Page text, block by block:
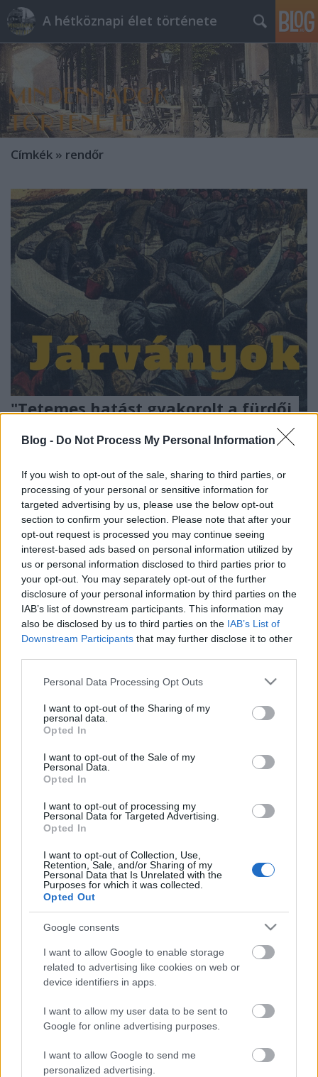
Blog - Do Not Process My Personal Information
If you wish to opt-out of the sale, sharing to third parties, or
processing of your personal or sensitive information for
targeted advertising by us, please use the below opt-out
section to confirm your selection. Please note that after your
opt-out request is processed you may continue seeing
interest-based ads based on personal information utilized by
us or personal information disclosed to third parties prior to
your opt-out. You may separately opt-out of the further
disclosure of your personal information by third parties on the
IAB’s list of downstream participants. This information may
also be disclosed by us to third parties on the IAB’s List of
Downstream Participants that may further disclose it to other
Please note that this website/app uses one or more Google
not limited to your visit or usage behaviour. You may click to
grant or deny consent to Google and its third-party tags to
use your data for below specified purposes in below Google
consent section.
Personal Data Processing Opt Outs
I want to opt-out of the Sharing of my
personal data.
Opted In
I want to opt-out of the Sale of my
Personal Data.
Opted In
I want to opt-out of processing my
Personal Data for Targeted Advertising.
Opted In
I want to opt-out of Collection, Use,
Retention, Sale, and/or Sharing of my
Personal Data that Is Unrelated with the
Purposes for which it was collected.
Opted Out
Google consents
I want to allow Google to enable storage
related to advertising like cookies on web or
device identifiers in apps.
I want to allow my user data to be sent to
Google for online advertising purposes.
I want to allow Google to send me
personalized advertising.
A hétköznapi élet története
Címkék » rendőr
"Tetemes hatást gyakorolt a fürdői
Balatonfüreden a 19. században
Fónagy Zoltán •2020. április 14.
Pestis, feketehimlő, kolera, spanyolnátha - a
járványok végigkísérték, sőt olykor alakították az
emberiség történelmét. Az utóbbi évtizedekben a
HIV, a SARS, a madárinfluenza, aktuálisan pedig a
koronavírus megjelenése figyelmeztet bennünket,
hogy a modernizációs folyamat során
elhatalmasodott…
"Egyébiránt Pesten semmi újság nem
történik" - Kis színesek a
reformkorból
Fónagy Zoltán•2014. július 27.
A történelmi köztudat Kossuth Lajos 1841-től
megjelenő Pesti Hírlapjához köti a modern magyar
nyelvű sajtó születését. Szellemi rugalmassága,
nyelvezete, műfajai révén a PH valóban mérföldkő a
sajtótörténetben, de nem a semmiből pattant elő.
idősebb…